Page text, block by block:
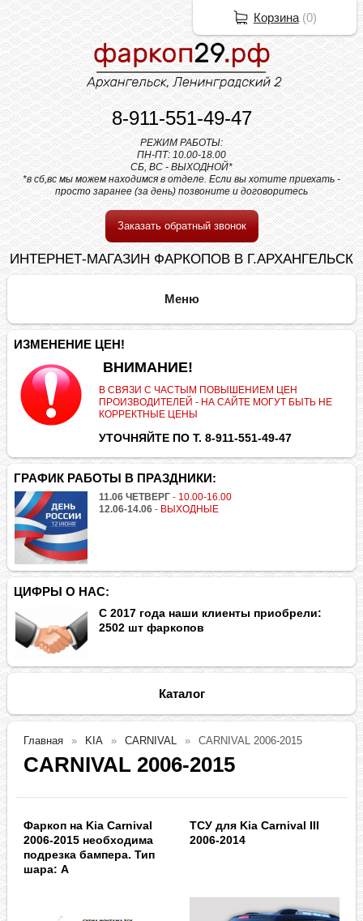
8-911-551-49-47
РЕЖИМ РАБОТЫ:
ПН-ПТ: 10.00-18.00
СБ, ВС - ВЫХОДНОЙ*
*в сб,вс мы можем находимся в отделе. Если вы хотите приехать -
просто заранее (за день) позвоните и договоритесь
Заказать обратный звонок
ИНТЕРНЕТ-МАГАЗИН ФАРКОПОВ В Г.АРХАНГЕЛЬСК
ИЗМЕНЕНИЕ ЦЕН!
ВНИМАНИЕ!
В СВЯЗИ С ЧАСТЫМ ПОВЫШЕНИЕМ ЦЕН
ПРОИЗВОДИТЕЛЕЙ - НА САЙТЕ МОГУТ БЫТЬ НЕ
КОРРЕКТНЫЕ ЦЕНЫ
УТОЧНЯЙТЕ ПО Т. 8-911-551-49-47
ГРАФИК РАБОТЫ В ПРАЗДНИКИ:
11.06 ЧЕТВЕРГ - 10.00-16.00
12.06-14.06 - ВЫХОДНЫЕ
ЦИФРЫ О НАС:
С 2017 года наши клиенты приобрели:
2502 шт фаркопов
Каталог
Главная KIA CARNIVAL CARNIVAL 2006-2015
CARNIVAL 2006-2015
Фаркоп на Kia Carnival
2006-2015 необходима
подрезка бампера. Тип
шара: A
ТСУ для Kia Carnival III
2006-2014
Корзина(0)